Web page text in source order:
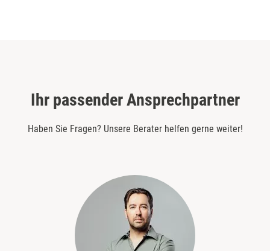
Ihr passender Ansprechpartner
Haben Sie Fragen? Unsere Berater helfen gerne weiter!